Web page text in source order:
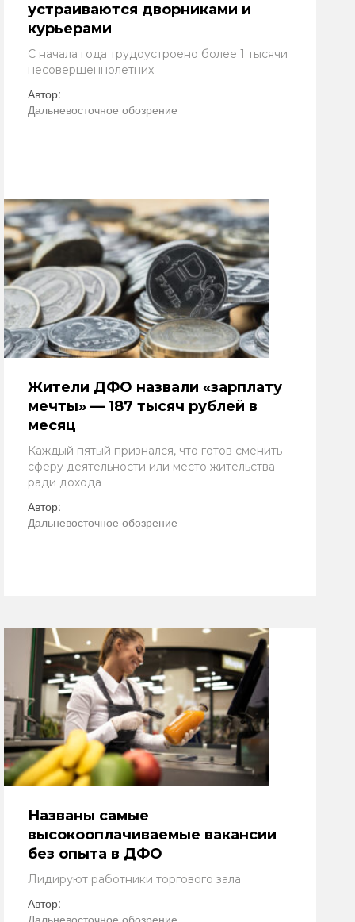
устраиваются дворниками и
курьерами
С начала года трудоустроено более 1 тысячи
несовершеннолетних
Автор:
Дальневосточное обозрение
Жители ДФО назвали «зарплату
мечты» — 187 тысяч рублей в
месяц
Каждый пятый признался, что готов сменить
сферу деятельности или место жительства
ради дохода
Автор:
Дальневосточное обозрение
Названы самые
высокооплачиваемые вакансии
без опыта в ДФО
Лидируют работники торгового зала
Автор:
Дальневосточное обозрение